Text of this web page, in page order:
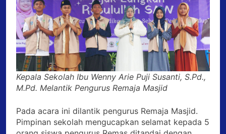
Kepala Sekolah Ibu Wenny Arie Puji Susanti, S.Pd.,
M.Pd. Melantik Pengurus Remaja Masjid
Pada acara ini dilantik pengurus Remaja Masjid.
Pimpinan sekolah mengucapkan selamat kepada 5